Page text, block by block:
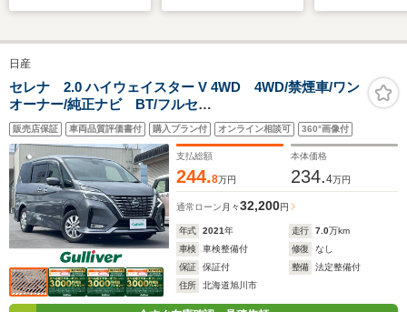
トクルーズコントロー
ル レーンアシスト
衝突被害軽減システ
ム オートライト
LEDヘッドランプ ス
マートキー アイドリ
ングストップ
ム 両側電動スライド
LEDヘッドランプ 電
動リアゲート スマー
トキー 電動格納ミラ
ー
タ- アルミ
記録簿 ドア
ザ- AAC W
ッグ
日産
セレナ 2.0 ハイウェイスター V 4WD 4WD/禁煙車/ワン
オーナー/純正ナビ BT/フルセ
グ/CD/DVD/SD/LDW/LDP/BSW/BSI/エマージェンシブレ
ーキ/クリアランスソナー/プロパイロット/ACC
販売店保証 車両品質評価書付 購入プラン付 オンライン相談可 360°画像付
支払総額
244.8万円
本体価格
234.4万円
通常ローン 月々32,200円
年式 2021年 走行 7.0万km
車検
車検整備付 修復
なし
保証
保証付 整備
法定整備付
住所
北海道旭川市